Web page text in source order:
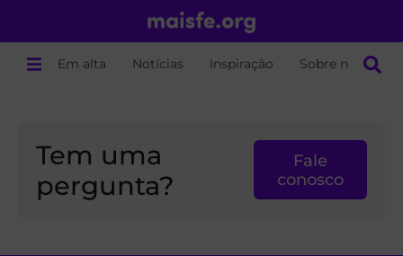
Em alta Notícias Inspiração Sobre nós
Tem uma
pergunta?
Fale
conosco